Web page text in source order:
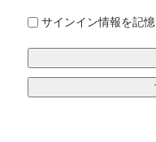
サインイン情報を記憶